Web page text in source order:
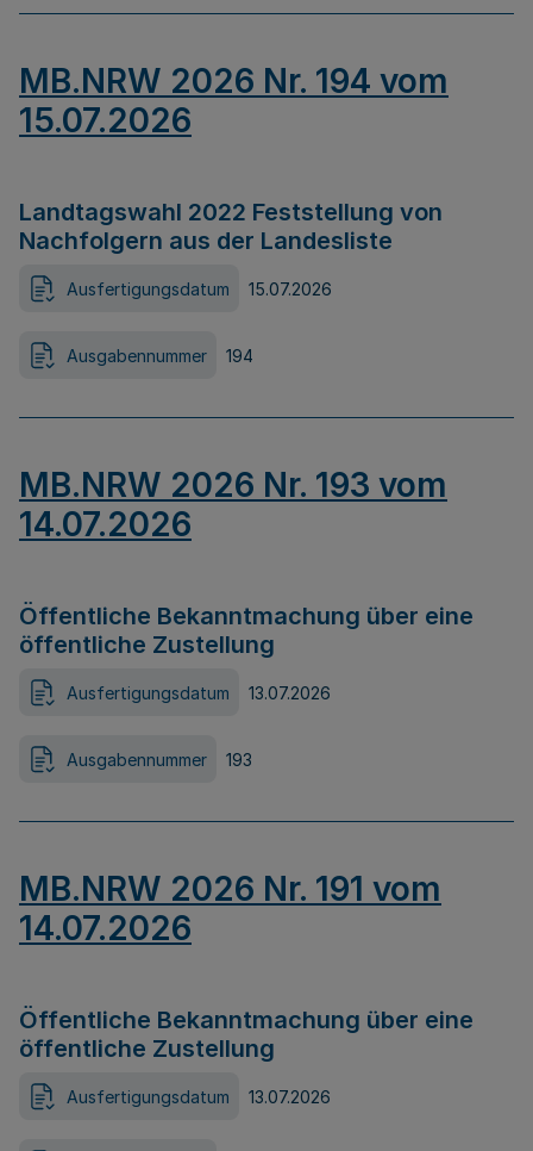
MB.NRW 2026 Nr. 194 vom
15.07.2026
Landtagswahl 2022 Feststellung von
Nachfolgern aus der Landesliste
Ausfertigungsdatum 15.07.2026
Ausgabennummer 194
MB.NRW 2026 Nr. 193 vom
14.07.2026
Öffentliche Bekanntmachung über eine
öffentliche Zustellung
Ausfertigungsdatum 13.07.2026
Ausgabennummer 193
MB.NRW 2026 Nr. 191 vom
14.07.2026
Öffentliche Bekanntmachung über eine
öffentliche Zustellung
Ausfertigungsdatum 13.07.2026